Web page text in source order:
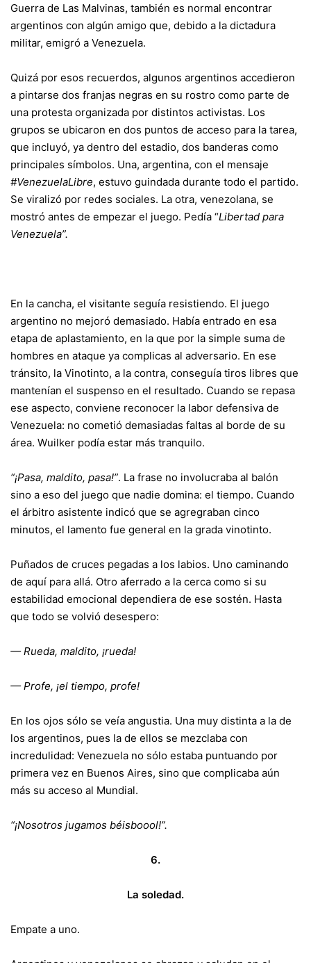
Guerra de Las Malvinas, también es normal encontrar
argentinos con algún amigo que, debido a la dictadura
militar, emigró a Venezuela.
Quizá por esos recuerdos, algunos argentinos accedieron
a pintarse dos franjas negras en su rostro como parte de
una protesta organizada por distintos activistas. Los
grupos se ubicaron en dos puntos de acceso para la tarea,
que incluyó, ya dentro del estadio, dos banderas como
principales símbolos. Una, argentina, con el mensaje
#VenezuelaLibre, estuvo guindada durante todo el partido.
Se viralizó por redes sociales. La otra, venezolana, se
mostró antes de empezar el juego. Pedía “Libertad para
Venezuela”.
En la cancha, el visitante seguía resistiendo. El juego
argentino no mejoró demasiado. Había entrado en esa
etapa de aplastamiento, en la que por la simple suma de
hombres en ataque ya complicas al adversario. En ese
tránsito, la Vinotinto, a la contra, conseguía tiros libres que
mantenían el suspenso en el resultado. Cuando se repasa
ese aspecto, conviene reconocer la labor defensiva de
Venezuela: no cometió demasiadas faltas al borde de su
área. Wuilker podía estar más tranquilo.
“¡Pasa, maldito, pasa!”. La frase no involucraba al balón
sino a eso del juego que nadie domina: el tiempo. Cuando
el árbitro asistente indicó que se agregraban cinco
minutos, el lamento fue general en la grada vinotinto.
Puñados de cruces pegadas a los labios. Uno caminando
de aquí para allá. Otro aferrado a la cerca como si su
estabilidad emocional dependiera de ese sostén. Hasta
que todo se volvió desespero:
— Rueda, maldito, ¡rueda!
— Profe, ¡el tiempo, profe!
En los ojos sólo se veía angustia. Una muy distinta a la de
los argentinos, pues la de ellos se mezclaba con
incredulidad: Venezuela no sólo estaba puntuando por
primera vez en Buenos Aires, sino que complicaba aún
más su acceso al Mundial.
“¡Nosotros jugamos béisboool!”.
6.
La soledad.
Empate a uno.